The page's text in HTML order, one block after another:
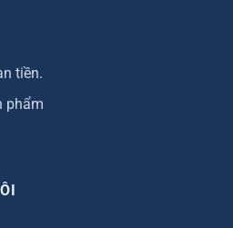
tiền.
phẩm